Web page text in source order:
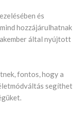
és
hozzájárulhatnak
által nyújtott
fontos, hogy a
segíthet